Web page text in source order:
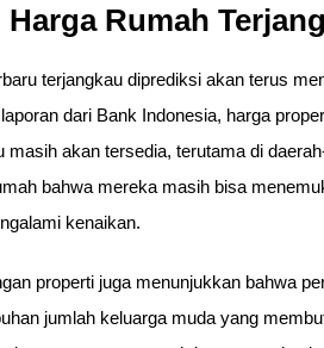
Rumah
terjangkau diprediksi akan terus
dari Bank Indonesia, harga
masih akan tersedia, terutama di
bahwa mereka masih bisa
kenaikan.
properti juga menunjukkan bahwa
jumlah keluarga muda yang